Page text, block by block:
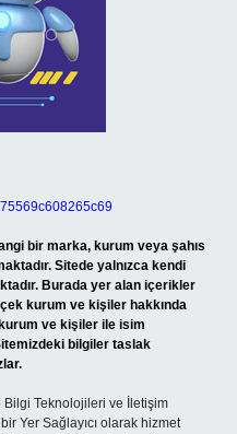
bir marka, kurum veya şahıs
Sitede yalnızca kendi
Burada yer alan içerikler
kurum ve kişiler hakkında
ve kişiler ile isim
bilgiler taslak
Bilgi Teknolojileri ve İletişim
Yer Sağlayıcı olarak hizmet